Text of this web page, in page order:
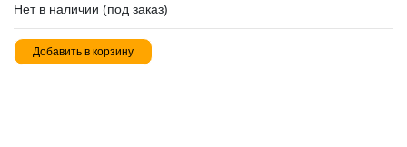
Нет в наличии (под заказ)
Добавить в корзину